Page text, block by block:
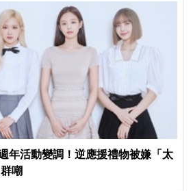
年活動變調！逆應援禮物被嫌「太
嘲